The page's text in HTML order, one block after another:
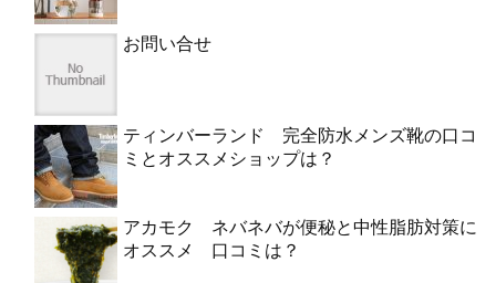
お問い合せ
ティンバーランド 完全防水メンズ靴の口コ
ミとオススメショップは？
アカモク ネバネバが便秘と中性脂肪対策に
オススメ 口コミは？